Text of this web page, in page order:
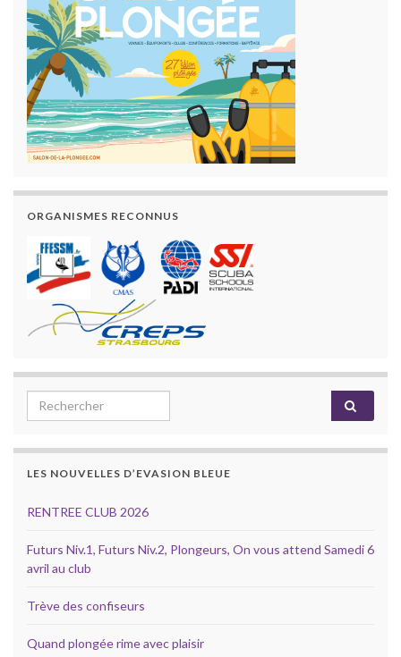
ORGANISMES RECONNUS
Search for:
LES NOUVELLES D’EVASION BLEUE
RENTREE CLUB 2026
Futurs Niv.1, Futurs Niv.2, Plongeurs, On vous attend Samedi 6
avril au club
Trève des confiseurs
Quand plongée rime avec plaisir